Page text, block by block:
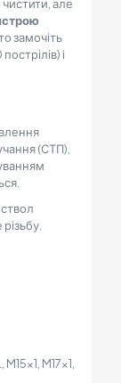
але
замочіть
і
(СТП),
M17x1,